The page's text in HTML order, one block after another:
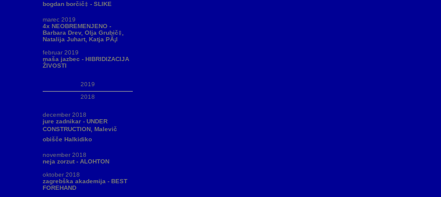
bogdan borčič‡ - SLIKE
marec 2019
4x NEOBREMENJENO -
Barbara Drev, Olja Grubič‡,
Natalija Juhart, Katja PÃ¡l
februar 2019
maša jazbec - HIBRIDIZACIJA
ŽIVOSTI
2019
2018
december 2018
jure zadnikar - UNDER
CONSTRUCTION, Malevič
obišče Halkidiko
november 2018
neja zorzut - ALOHTON
oktober 2018
zagrebška akademija - BEST
FOREHAND